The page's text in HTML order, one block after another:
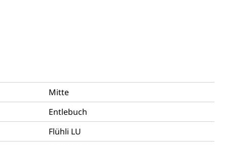
Mitte
Entlebuch
Flühli LU
Erbe, Nachwuchsförderung, Vermittlung, Selektive
Bildende Kunst, Angewandte Kunst,
Werkankäufe, Kunstankäufe, Kunst und Bau,